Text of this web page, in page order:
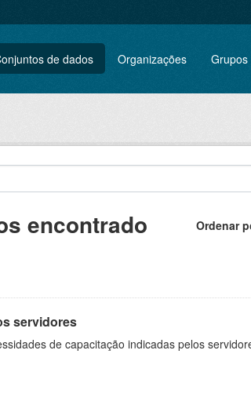
de dados Organizações Grupos
Ordenar
encontrado
servidores
de capacitação indicadas pelos